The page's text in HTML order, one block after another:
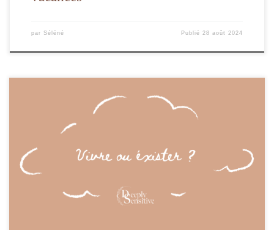
par Séléné Publié 28 août 2024
"Vivre est la chose la plus rare du monde. La plupart de gens ne font qu'exister."
Oscar Wilde.